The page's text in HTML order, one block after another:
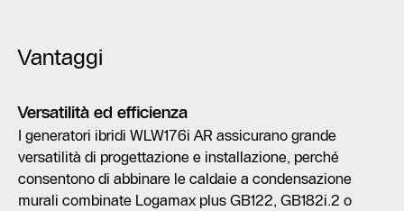
Vantaggi
Versatilità ed efficienza
I generatori ibridi WLW176i AR assicurano grande
versatilità di progettazione e installazione, perché
consentono di abbinare le caldaie a condensazione
murali combinate Logamax plus GB122, GB182i.2 o